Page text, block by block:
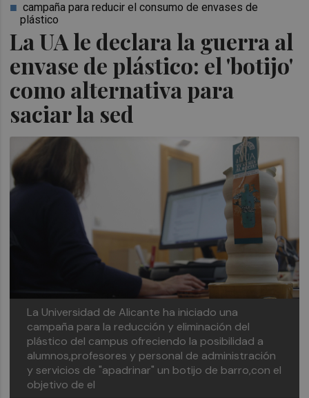
La UA le declara la guerra al
envase de plástico: el 'botijo'
como alternativa para
saciar la sed
campaña para reducir el consumo de envases de
plástico
La Universidad de Alicante ha iniciado una
campaña para la reducción y eliminación del
plástico del campus ofreciendo la posibilidad a
alumnos,profesores y personal de administración
y servicios de "apadrinar" un botijo de barro,con el
objetivo de el